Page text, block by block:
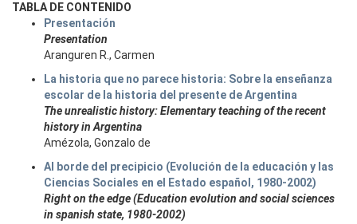
TABLA DE CONTENIDO
Presentación
Presentation
Aranguren R., Carmen
La historia que no parece historia: Sobre la enseñanza
escolar de la historia del presente de Argentina
The unrealistic history: Elementary teaching of the recent
history in Argentina
Amézola, Gonzalo de
Al borde del precipicio (Evolución de la educación y las
Ciencias Sociales en el Estado español, 1980-2002)
Right on the edge (Education evolution and social sciences
in spanish state, 1980-2002)